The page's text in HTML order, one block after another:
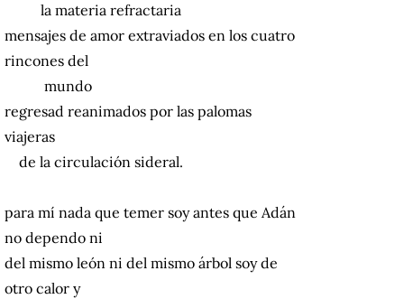
la materia refractaria
mensajes de amor extraviados en los cuatro
rincones del
mundo
regresad reanimados por las palomas
viajeras
de la circulación sideral.
para mí nada que temer soy antes que Adán
no dependo ni
del mismo león ni del mismo árbol soy de
otro calor y